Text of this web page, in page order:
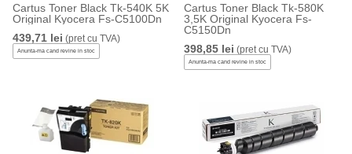
Cartus Toner Black Tk-540K 5K
Original Kyocera Fs-C5100Dn
439,71 lei (pret cu TVA)
Anunta-ma cand revine in stoc
Cartus Toner Black Tk-580K
3,5K Original Kyocera Fs-
C5150Dn
398,85 lei (pret cu TVA)
Anunta-ma cand revine in stoc